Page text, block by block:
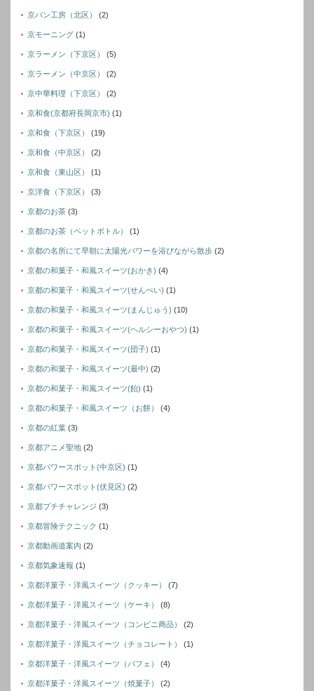
京パン工房（北区） (2)
京モーニング (1)
京ラーメン（下京区） (5)
京ラーメン（中京区） (2)
京中華料理（下京区） (2)
京和食(京都府長岡京市) (1)
京和食（下京区） (19)
京和食（中京区） (2)
京和食（東山区） (1)
京洋食（下京区） (3)
京都のお茶 (3)
京都のお茶（ペットボトル） (1)
京都の名所にて早朝に太陽光パワーを浴びながら散歩 (2)
京都の和菓子・和風スイーツ(おかき) (4)
京都の和菓子・和風スイーツ(せんぺい) (1)
京都の和菓子・和風スイーツ(まんじゅう) (10)
京都の和菓子・和風スイーツ(ヘルシーおやつ) (1)
京都の和菓子・和風スイーツ(団子) (1)
京都の和菓子・和風スイーツ(最中) (2)
京都の和菓子・和風スイーツ(飴) (1)
京都の和菓子・和風スイーツ（お餅） (4)
京都の紅葉 (3)
京都アニメ聖地 (2)
京都パワースポット(中京区) (1)
京都パワースポット(伏見区) (2)
京都プチチャレンジ (3)
京都冒険テクニック (1)
京都動画道案内 (2)
京都気象速報 (1)
京都洋菓子・洋風スイーツ（クッキー） (7)
京都洋菓子・洋風スイーツ（ケーキ） (8)
京都洋菓子・洋風スイーツ（コンビニ商品） (2)
京都洋菓子・洋風スイーツ（チョコレート） (1)
京都洋菓子・洋風スイーツ（パフェ） (4)
京都洋菓子・洋風スイーツ（焼菓子） (2)